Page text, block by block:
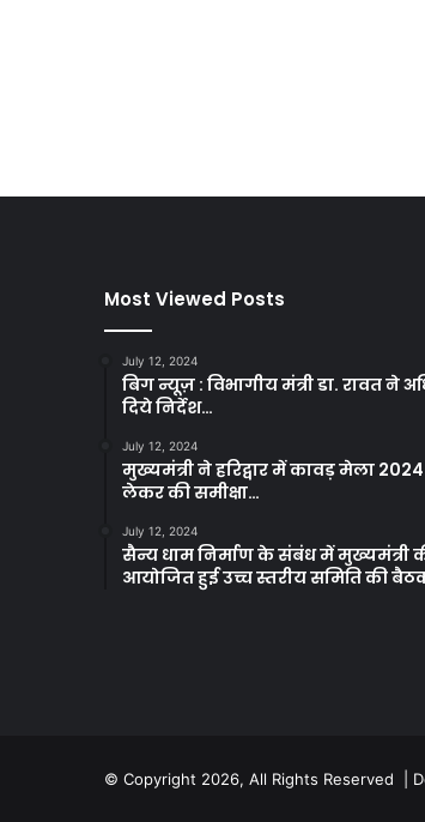
Most Viewed Posts
July 12, 2024
बिग न्यूज़ : विभागीय मंत्री डा. रावत ने
दिये निर्देश…
July 12, 2024
मुख्यमंत्री ने हरिद्वार में कावड़ मेला
लेकर की समीक्षा…
July 12, 2024
सैन्य धाम निर्माण के संबंध में मुख्यमंत्री
आयोजित हुई उच्च स्तरीय समिति की
© Copyright 2026, All Rights Reserved |